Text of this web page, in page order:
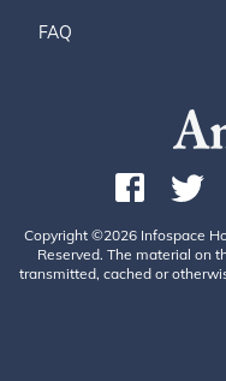
FAQ
Copyright ©2026 Infospace
Reserved. The material on
transmitted, cached or